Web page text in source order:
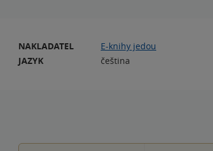
NAKLADATEL
E-knihy jedou
JAZYK
čeština